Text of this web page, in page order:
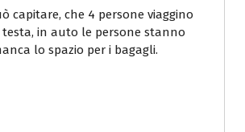
capitare, che 4 persone viaggino
testa, in auto le persone stanno
lo spazio per i bagagli.